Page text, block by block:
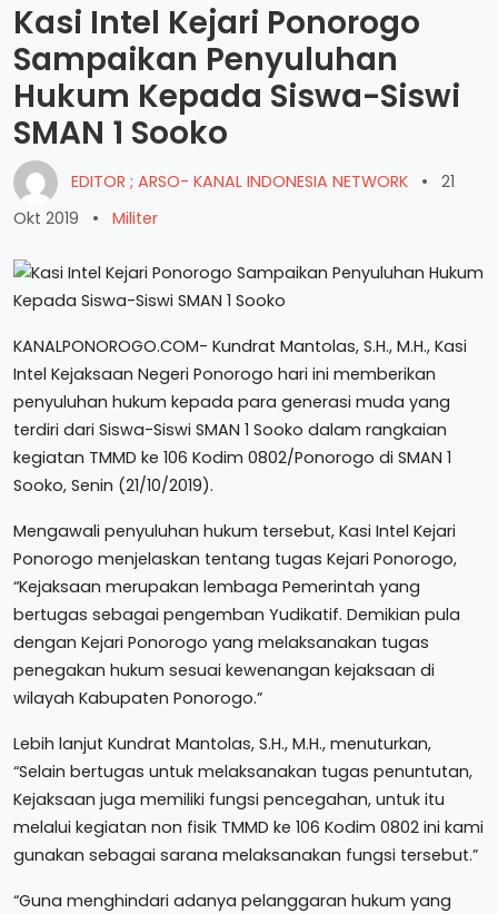
Kasi Intel Kejari Ponorogo
Sampaikan Penyuluhan
Hukum Kepada Siswa-Siswi
SMAN 1 Sooko
EDITOR ; ARSO- KANAL INDONESIA NETWORK •
21
Okt 2019
• Militer
KANALPONOROGO.COM- Kundrat Mantolas, S.H., M.H., Kasi
Intel Kejaksaan Negeri Ponorogo hari ini memberikan
penyuluhan hukum kepada para generasi muda yang
terdiri dari Siswa-Siswi SMAN 1 Sooko dalam rangkaian
kegiatan TMMD ke 106 Kodim 0802/Ponorogo di SMAN 1
Sooko, Senin (21/10/2019).
Mengawali penyuluhan hukum tersebut, Kasi Intel Kejari
Ponorogo menjelaskan tentang tugas Kejari Ponorogo,
“Kejaksaan merupakan lembaga Pemerintah yang
bertugas sebagai pengemban Yudikatif. Demikian pula
dengan Kejari Ponorogo yang melaksanakan tugas
penegakan hukum sesuai kewenangan kejaksaan di
wilayah Kabupaten Ponorogo.”
Lebih lanjut Kundrat Mantolas, S.H., M.H., menuturkan,
“Selain bertugas untuk melaksanakan tugas penuntutan,
Kejaksaan juga memiliki fungsi pencegahan, untuk itu
melalui kegiatan non fisik TMMD ke 106 Kodim 0802 ini kami
gunakan sebagai sarana melaksanakan fungsi tersebut.”
“Guna menghindari adanya pelanggaran hukum yang